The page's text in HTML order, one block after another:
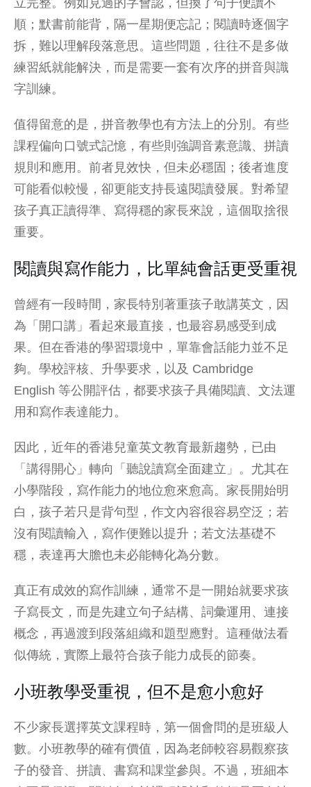
立完整。例如見過的字會認，但換了句子便讀不
順；默書前能背，隔一星期便忘記；閱讀時逐個字
拆，難以理解段落意思。這些問題，往往不是多做
練習紙就能解決，而是需要一套有次序的拼音與識
字訓練。
值得留意的是，拼音教學也有方法上的分別。有些
課程偏向口號式記憶，有些則強調音素意識、拼讀
規則和應用。前者見效快，但未必穩固；後者進度
可能看似較慢，卻更能支持長遠閱讀發展。對希望
孩子真正讀得準、寫得穩的家長來說，這個取捨很
重要。
閱讀與寫作能力，比單純會話更受重視
曾經有一段時間，家長特別著重孩子敢講英文，因
為「開口講」看起來最直接，也最容易感受到成
果。但在香港的學習環境中，單靠會話能力並不足
夠。學校評核、升學要求，以及 Cambridge
English 等公開評估，都要求孩子具備閱讀、文法運
用和寫作表達能力。
因此，近年的香港兒童英文教育最新趨勢，已由
「講得開心」轉向「聽說讀寫全面建立」。尤其在
小學階段，寫作能力的地位愈來愈高。家長開始明
白，孩子若只是背句型，作文內容很容易空泛；若
沒有閱讀輸入，寫作便難以提升；若文法基礎不
穩，表達再大膽也未必能轉化為分數。
真正有成效的寫作訓練，通常不是一開始就要求孩
子寫長文，而是先建立句子結構、詞彙運用、連接
概念，再過渡到段落組織和題型應對。這種做法看
似傳統，實際上最符合孩子能力成長的節奏。
小班教學受重視，但不是愈小愈好
不少家長選擇英文課程時，第一個會問的是班級人
數。小班教學的確有價值，因為老師較容易觀察孩
子的發音、拼讀、書寫和課堂參與。不過，班細本